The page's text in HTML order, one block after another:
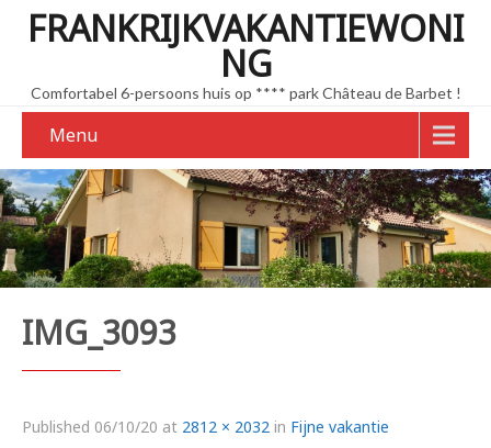
FRANKRIJKVAKANTIEWONI
NG
Comfortabel 6-persoons huis op **** park Château de Barbet !
Menu
IMG_3093
Published 06/10/20 at 2812 × 2032 in Fijne vakantie